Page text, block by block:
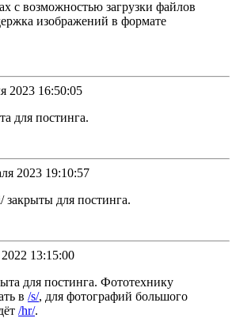
с возможностью загрузки файлов
изображений в формате
2023 16:50:05
для постинга.
2023 19:10:57
закрыты для постинга.
13:15:00
для постинга. Фототехнику
в /s/, для фотографий большого
/hr/.